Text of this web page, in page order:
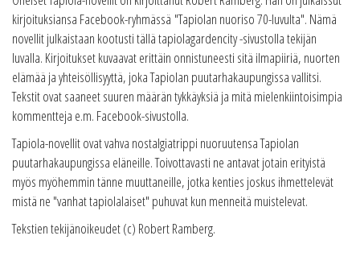
kirjoituksiansa Facebook-ryhmässä "Tapiolan nuoriso 70-luvulta". Nämä
novellit julkaistaan kootusti tällä tapiolagardencity -sivustolla tekijän
luvalla. Kirjoitukset kuvaavat erittäin onnistuneesti sitä ilmapiiriä, nuorten
elämää ja yhteisöllisyyttä, joka Tapiolan puutarhakaupungissa vallitsi.
Tekstit ovat saaneet suuren määrän tykkäyksiä ja mitä mielenkiintoisimpia
kommentteja e.m. Facebook-sivustolla.
Tapiola-novellit ovat vahva nostalgiatrippi nuoruutensa Tapiolan
puutarhakaupungissa eläneille. Toivottavasti ne antavat jotain erityistä
myös myöhemmin tänne muuttaneille, jotka kenties joskus ihmettelevät
mistä ne "vanhat tapiolalaiset" puhuvat kun menneitä muistelevat.
Tekstien tekijänoikeudet (c) Robert Ramberg.